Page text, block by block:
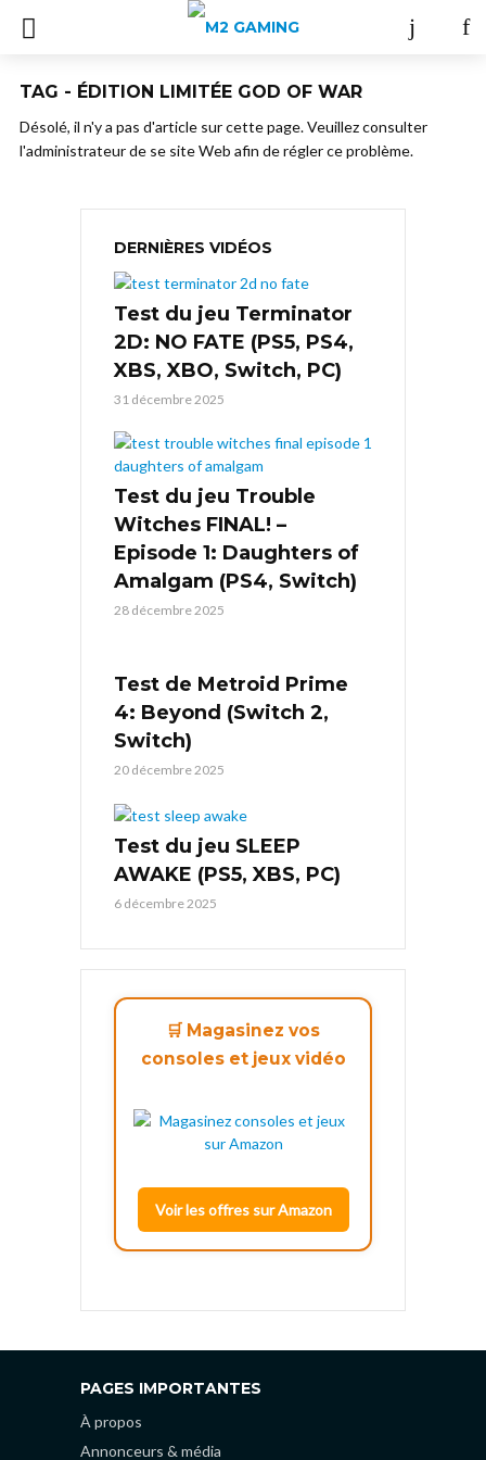
TAG - ÉDITION LIMITÉE GOD OF WAR
Désolé, il n'y a pas d'article sur cette page. Veuillez consulter
l'administrateur de se site Web afin de régler ce problème.
DERNIÈRES VIDÉOS
Test du jeu Terminator
2D: NO FATE (PS5, PS4,
XBS, XBO, Switch, PC)
31 décembre 2025
Test du jeu Trouble
Witches FINAL! –
Episode 1: Daughters of
Amalgam (PS4, Switch)
28 décembre 2025
Test de Metroid Prime
4: Beyond (Switch 2,
Switch)
20 décembre 2025
Test du jeu SLEEP
AWAKE (PS5, XBS, PC)
6 décembre 2025
🛒 Magasinez vos
consoles et jeux vidéo
Voir les offres sur Amazon
PAGES IMPORTANTES
À propos
Annonceurs & média